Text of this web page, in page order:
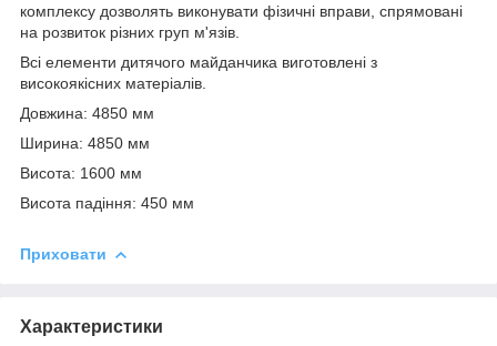
комплексу дозволять виконувати фізичні вправи, спрямовані
на розвиток різних груп м'язів.
Всі елементи дитячого майданчика виготовлені з
високоякісних матеріалів.
Довжина: 4850 мм
Ширина: 4850 мм
Висота: 1600 мм
Висота падіння: 450 мм
Приховати
Характеристики